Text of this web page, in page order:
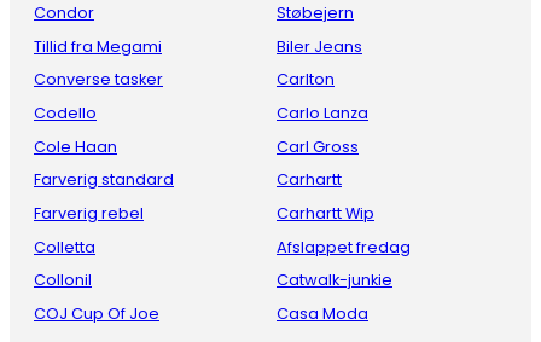
Condor
Tillid fra Megami
Converse tasker
Codello
Cole Haan
Farverig standard
Farverig rebel
Colletta
Collonil
COJ Cup Of Joe
Støbejern
Biler Jeans
Carlton
Carlo Lanza
Carl Gross
Carhartt
Carhartt Wip
Afslappet fredag
Catwalk-junkie
Casa Moda